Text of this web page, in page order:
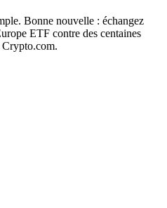
Bonne nouvelle : échangez
ETF contre des centaines
Crypto.com.